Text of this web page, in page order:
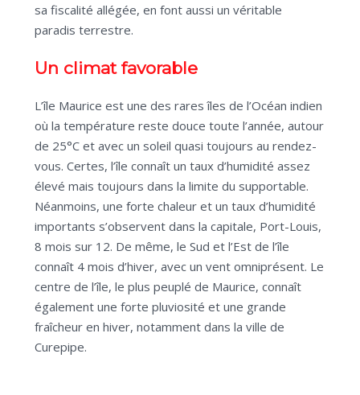
sa fiscalité allégée, en font aussi un véritable
paradis terrestre.
Un climat favorable
L’île Maurice est une des rares îles de l’Océan indien
où la température reste douce toute l’année, autour
de 25°C et avec un soleil quasi toujours au rendez-
vous. Certes, l’île connaît un taux d’humidité assez
élevé mais toujours dans la limite du supportable.
Néanmoins, une forte chaleur et un taux d’humidité
importants s’observent dans la capitale, Port-Louis,
8 mois sur 12. De même, le Sud et l’Est de l’île
connaît 4 mois d’hiver, avec un vent omniprésent. Le
centre de l’île, le plus peuplé de Maurice, connaît
également une forte pluviosité et une grande
fraîcheur en hiver, notamment dans la ville de
Curepipe.